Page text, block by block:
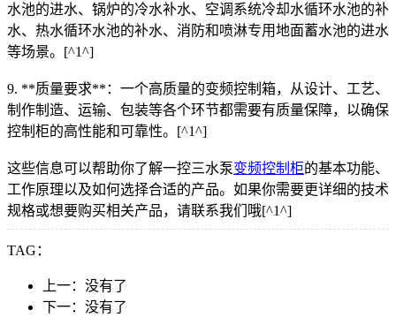
水池的进水、锅炉的冷水补水、空调系统冷却水循环水池的补
水、热水循环水池的补水、消防和喷淋专用地面蓄水池的进水
等场景。[^1^]
9. **质量要求**：一个高质量的变频控制箱，从设计、工艺、
制作制造、运输、包装等各个环节都需要有质量保障，以确保
控制柜的高性能和可靠性。[^1^]
这些信息可以帮助你了解一控三水泵变频控制柜的基本功能、
工作原理以及如何选择合适的产品。如果你需要更详细的技术
规格或想要购买相关产品，请联系我们哦[^1^]
TAG：
上一：没有了
下一：没有了